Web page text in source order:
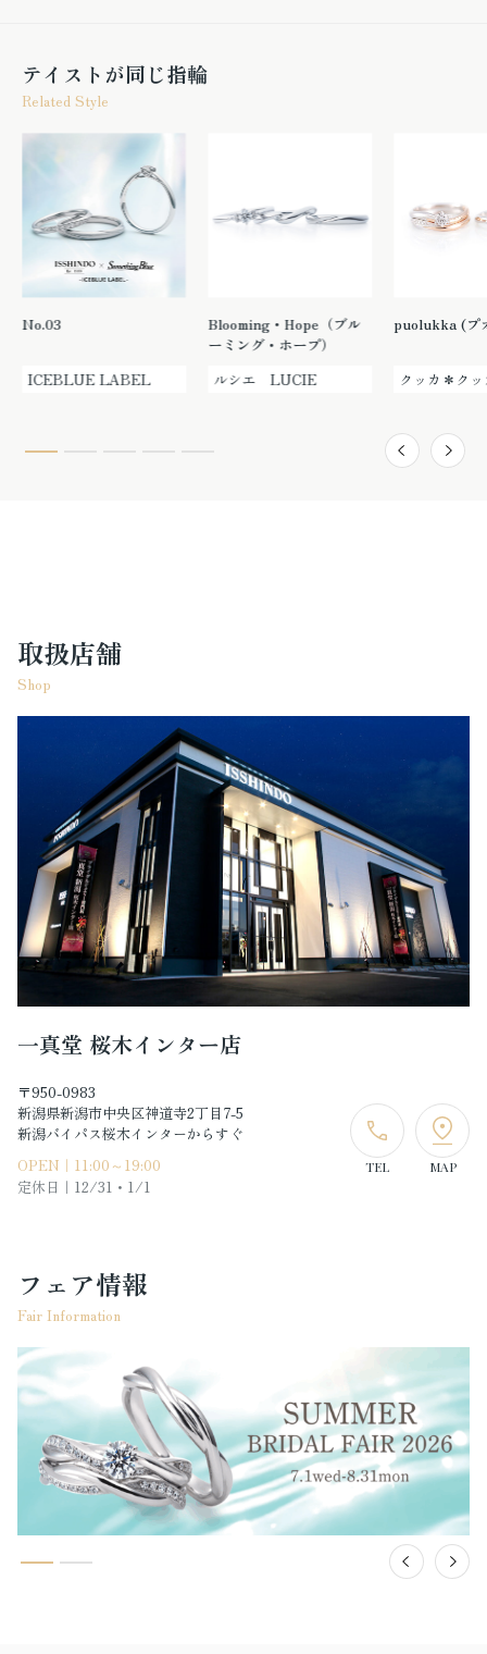
テイストが同じ指輪
Related Style
No.03
ICEBLUE LABEL
Blooming・Hope（ブル
ーミング・ホープ）
ルシエ LUCIE
puolukka (プ
クッカ＊ク
取扱店舗
Shop
一真堂 桜木インター店
〒950-0983
新潟県新潟市中央区神道寺2丁目7-5
新潟バイパス桜木インターからすぐ
OPEN｜11:00～19:00
定休日｜ 12/31・1/1
TEL MAP
フェア情報
Fair Information